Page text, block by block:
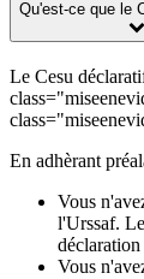
Qu'est-ce que le
Le Cesu
En adhèrant
Vous
l'Urssaf.
Vous